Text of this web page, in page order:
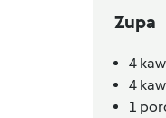
Zupa
4
4
1